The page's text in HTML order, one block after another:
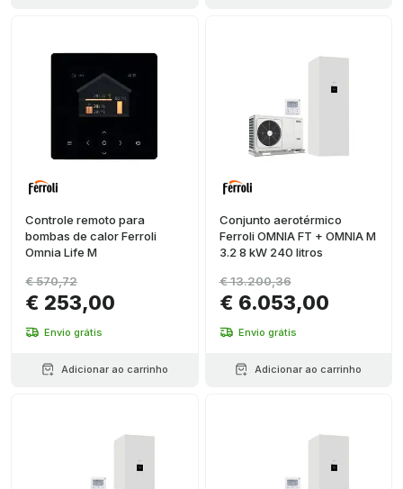
Controle remoto para
bombas de calor Ferroli
Omnia Life M
€ 253,00
€ 570,72
Envio grátis
Adicionar ao carrinho
Conjunto aerotérmico
Ferroli OMNIA FT + OMNIA M
3.2 8 kW 240 litros
€ 6.053,00
€ 13.200,36
Envio grátis
Adicionar ao carrinho